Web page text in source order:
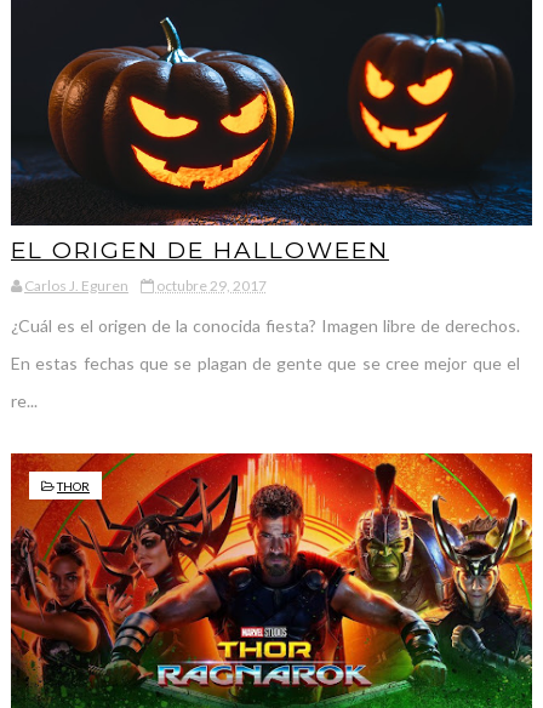
EL ORIGEN DE HALLOWEEN
Carlos J. Eguren octubre 29, 2017
¿Cuál es el origen de la conocida fiesta? Imagen libre de derechos.
En estas fechas que se plagan de gente que se cree mejor que el
re...
THOR